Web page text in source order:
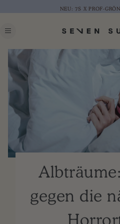
NEU: 7S X PROF-
gegen die